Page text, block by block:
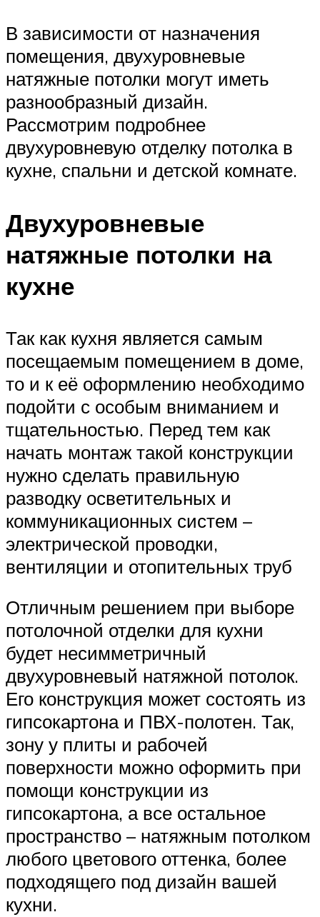
В зависимости от назначения
помещения, двухуровневые
натяжные потолки могут иметь
разнообразный дизайн.
Рассмотрим подробнее
двухуровневую отделку потолка в
кухне, спальни и детской комнате.
Двухуровневые
натяжные потолки на
кухне
Так как кухня является самым
посещаемым помещением в доме,
то и к её оформлению необходимо
подойти с особым вниманием и
тщательностью. Перед тем как
начать монтаж такой конструкции
нужно сделать правильную
разводку осветительных и
коммуникационных систем –
электрической проводки,
вентиляции и отопительных труб
Отличным решением при выборе
потолочной отделки для кухни
будет несимметричный
двухуровневый натяжной потолок.
Его конструкция может состоять из
гипсокартона и ПВХ-полотен. Так,
зону у плиты и рабочей
поверхности можно оформить при
помощи конструкции из
гипсокартона, а все остальное
пространство – натяжным потолком
любого цветового оттенка, более
подходящего под дизайн вашей
кухни.